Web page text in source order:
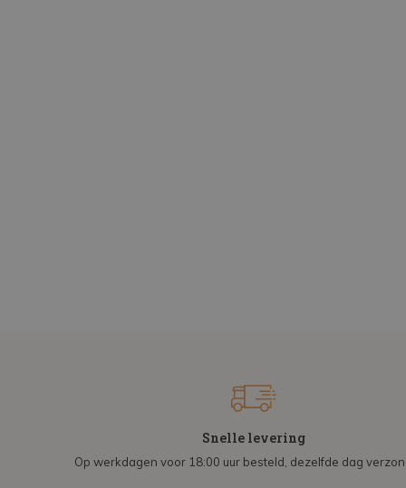
Snelle levering
Op werkdagen voor 18:00 uur besteld, dezelfde dag